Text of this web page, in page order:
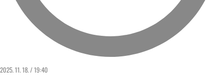
2025. 11. 18. / 19:40